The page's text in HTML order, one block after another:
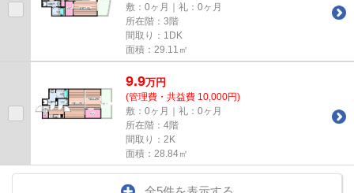
敷：0ヶ月｜礼：0ヶ月
所在階：3階
間取り：1DK
面積：29.11㎡
9.9万円
(管理費・共益費 10,000円)
敷：0ヶ月｜礼：0ヶ月
所在階：4階
間取り：2K
面積：28.84㎡